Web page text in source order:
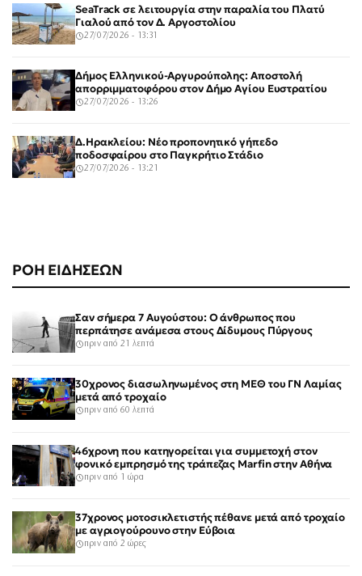
ΡΟΗ ΕΙΔΗΣΕΩΝ
Σαν σήμερα 7 Αυγούστου: Ο άνθρωπος που
περπάτησε ανάμεσα στους Δίδυμους Πύργους
πριν από 21 λεπτά
30χρονος διασωληνωμένος στη ΜΕΘ του ΓΝ Λαμίας
μετά από τροχαίο
πριν από 60 λεπτά
46χρονη που κατηγορείται για συμμετοχή στον
φονικό εμπρησμό της τράπεζας Marfin στην Αθήνα
πριν από 1 ώρα
37χρονος μοτοσικλετιστής πέθανε μετά από τροχαίο
με αγριογούρουνο στην Εύβοια
πριν από 2 ώρες
SeaTrack σε λειτουργία στην παραλία του Πλατύ
Γιαλού από τον Δ. Αργοστολίου
27/07/2026 - 13:31
Δήμος Ελληνικού-Αργυρούπολης: Αποστολή
απορριμματοφόρου στον Δήμο Αγίου Ευστρατίου
27/07/2026 - 13:26
Δ.Ηρακλείου: Νέο προπονητικό γήπεδο
ποδοσφαίρου στο Παγκρήτιο Στάδιο
27/07/2026 - 13:21